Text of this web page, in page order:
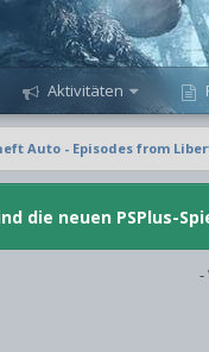
Aktivitäten
Auto - Episodes from
die neuen PSPlus-
-